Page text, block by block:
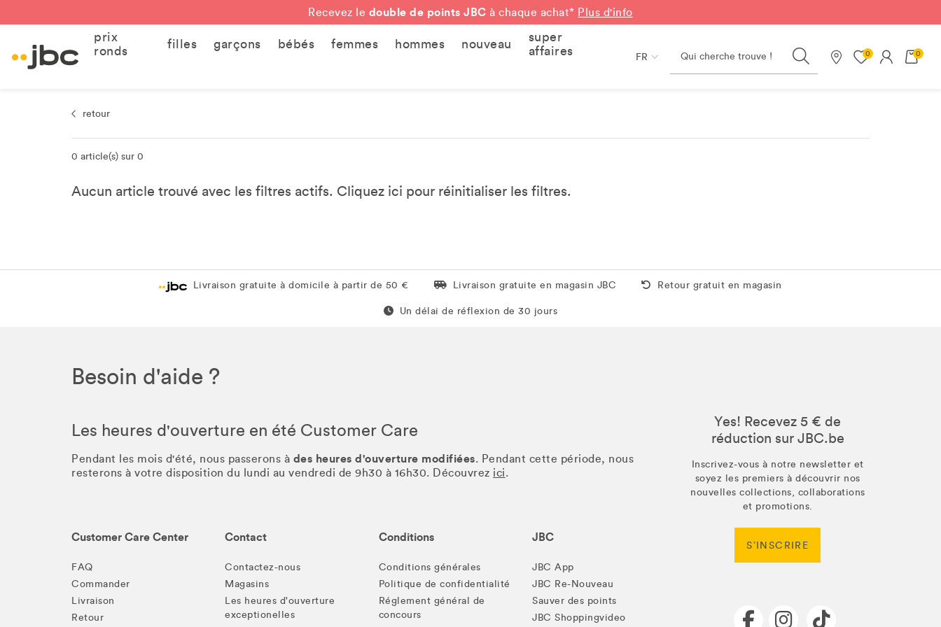
Recevez le double de points JBC à chaque achat* Plus d'info
prix
ronds
filles garçons bébés femmes hommes nouveau
super
affaires
FR Search
Nos magasins
0 0
retour
0 article(s) sur 0
Aucun article trouvé avec les filtres actifs. Cliquez ici pour réinitialiser les filtres.
Livraison gratuite à domicile à partir de 50 € Livraison gratuite en magasin JBC
Livraison gratuite en magasin JBC Retour gratuit aussi en magasin
Retour gratuit en magasin
Un délai de réflexion de 60 jours
Un délai de réflexion de 30 jours
Besoin d'aide ?
Les heures d'ouverture en été Customer Care
Pendant les mois d'été, nous passerons à des heures d'ouverture modifiées. Pendant cette période, nous
resterons à votre disposition du lundi au vendredi de 9h30 à 16h30. Découvrez ici.
Customer Care Center
FAQ
Commander
Livraison
Retour
Contact
Contactez-nous
Magasins
Les heures d'ouverture
exceptionelles
Conditions
Conditions générales
Politique de confidentialité
Réglement général de
concours
JBC
JBC App
JBC Re-Nouveau
Sauver des points
JBC Shoppingvideo
Yes! Recevez 5 € de
réduction sur JBC.be
Inscrivez-vous à notre newsletter et
soyez les premiers à découvrir nos
nouvelles collections, collaborations
et promotions.
S’INSCRIRE